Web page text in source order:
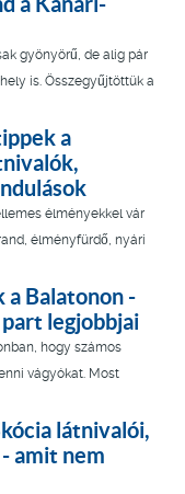
gyönyörű, de alig pár
is. Összegyűjtöttük a
a
élményekkel vár
élményfürdő, nyári
a Balatonon -
part legjobbjai
hogy számos
vágyókat. Most
látnivalói,
amit nem